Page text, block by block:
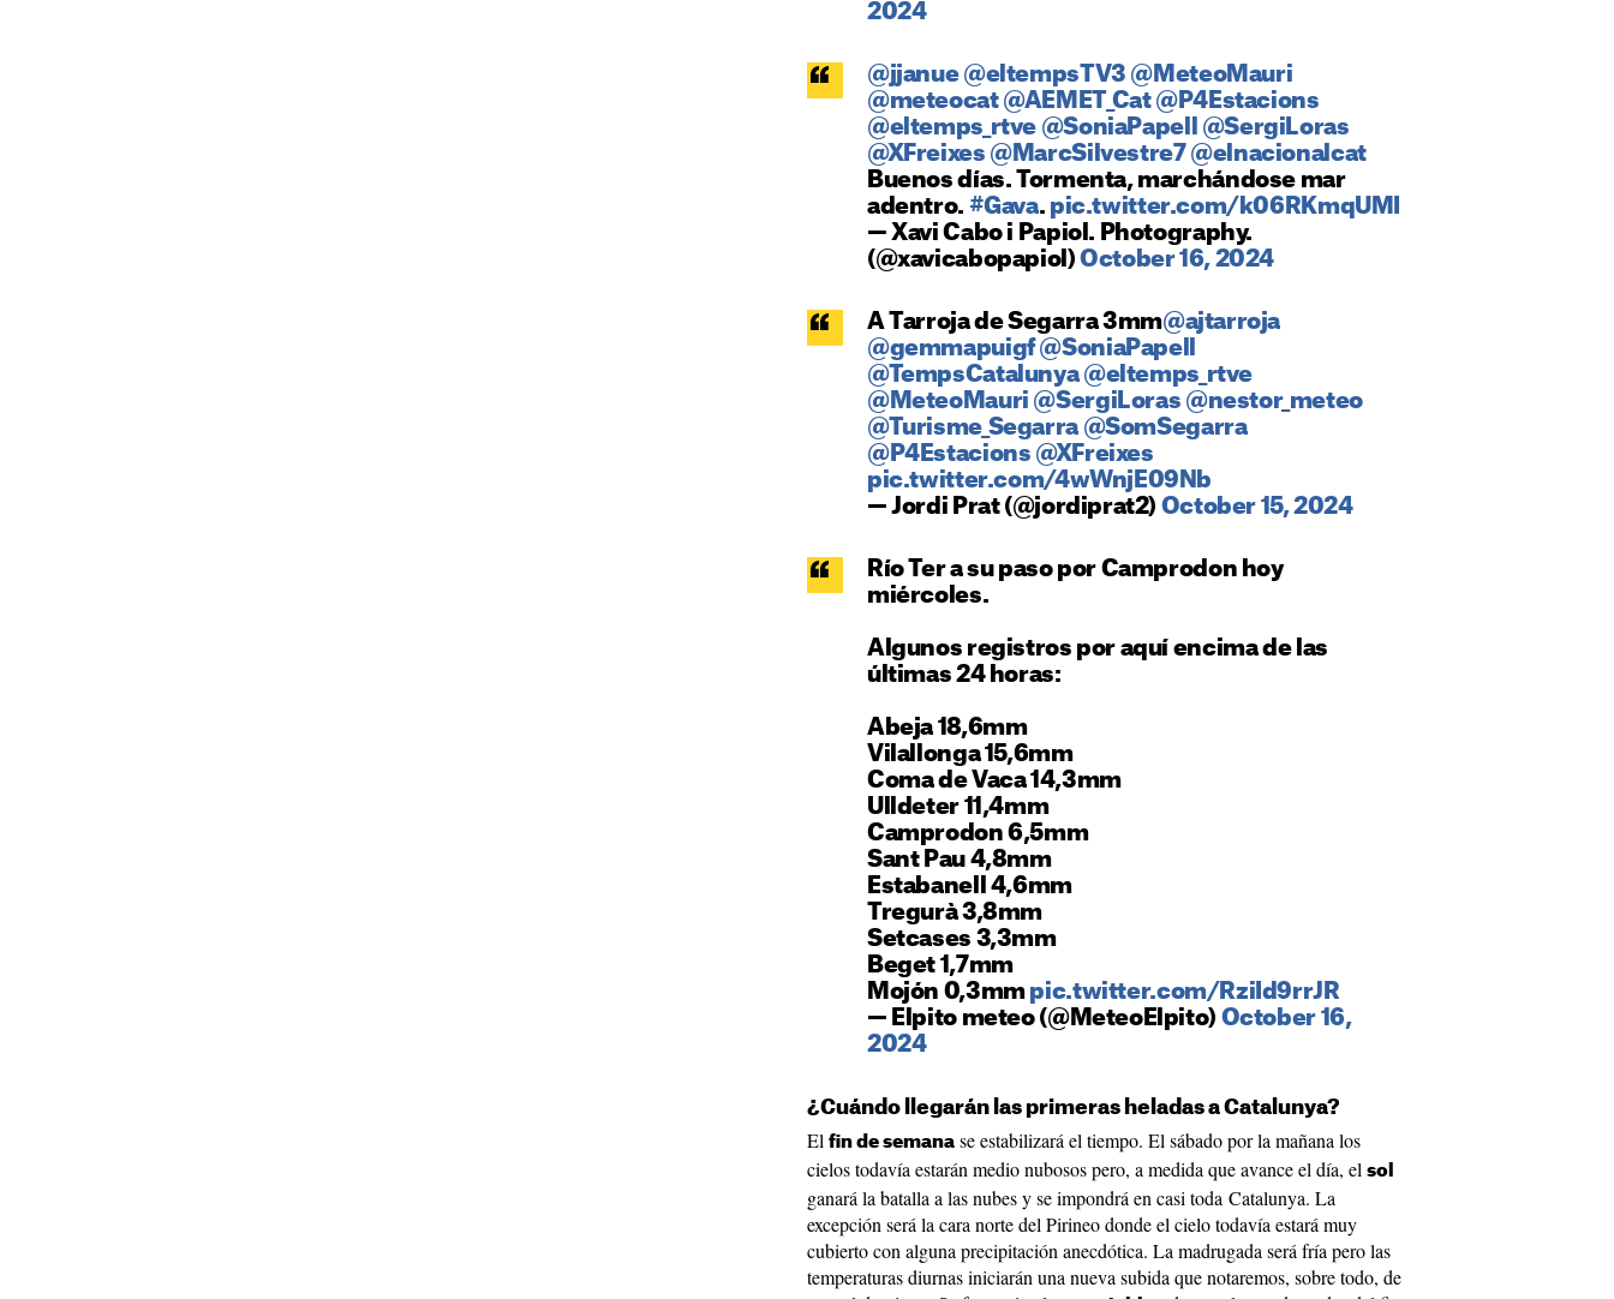
2024
@jjanue @eltempsTV3 @MeteoMauri
@meteocat @AEMET_Cat @P4Estacions
@eltemps_rtve @SoniaPapell
@SergiLoras
@XFreixes @MarcSilvestre7 @elnacionalcat
Buenos días. Tormenta, marchándose mar
adentro. #Gava. pic.twitter.com/k06RKmqUMI
— Xavi Cabo i Papiol. Photography.
(@xavicabopapiol)October 16, 2024
A Tarroja de Segarra 3mm@ajtarroja
@gemmapuigf @SoniaPapell
@TempsCatalunya @eltemps_rtve
@MeteoMauri @SergiLoras @nestor_meteo
@Turisme_Segarra @SomSegarra
@P4Estacions @XFreixes
pic.twitter.com/4wWnjE09Nb
— Jordi Prat (@jordiprat2) October 15, 2024
Río Ter a su paso por Camprodon hoy
miércoles.
Algunos registros por aquí encima de las
últimas 24 horas:
Abeja 18,6mm
Vilallonga 15,6mm
Coma de Vaca 14,3mm
Ulldeter 11,4mm
Camprodon 6,5mm
Sant Pau 4,8mm
Estabanell 4,6mm
Tregurà 3,8mm
Setcases 3,3mm
Beget 1,7mm
Mojón 0,3mm pic.twitter.com/RziId9rrJR
— Elpito meteo (@MeteoElpito) October 16,
2024
¿Cuándo llegarán las primeras heladas a Catalunya?
El fin de semana se estabilizará el tiempo. El sábado por la mañana los
cielos todavía estarán medio nubosos pero, a medida que avance el día, el sol
ganará la batalla a las nubes y se impondrá en casi toda Catalunya. La
excepción será la cara norte del Pirineo donde el cielo todavía estará muy
cubierto con alguna precipitación anecdótica. La madrugada será fría pero las
temperaturas diurnas iniciarán una nueva subida que notaremos, sobre todo, de